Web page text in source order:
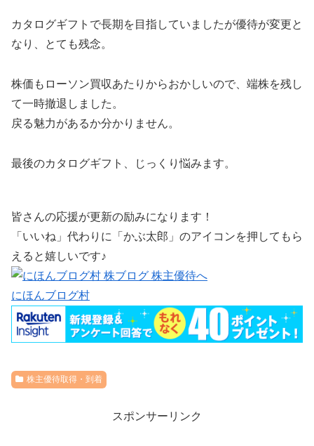
カタログギフトで長期を目指していましたが優待が変更と
なり、とても残念。
株価もローソン買収あたりからおかしいので、端株を残し
て一時撤退しました。
戻る魅力があるか分かりません。
最後のカタログギフト、じっくり悩みます。
皆さんの応援が更新の励みになります！
「いいね」代わりに「かぶ太郎」のアイコンを押してもら
えると嬉しいです♪
にほんブログ村
株主優待取得・到着
スポンサーリンク